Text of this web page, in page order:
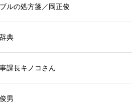
ルの処方箋／岡正俊
典
課長キノコさん
男